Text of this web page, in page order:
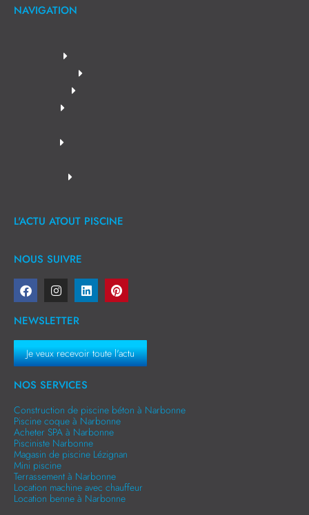
NAVIGATION
L'ACTU ATOUT PISCINE
NOUS SUIVRE
NEWSLETTER
Je veux recevoir toute l'actu
NOS SERVICES
Construction de piscine béton à Narbonne
Piscine coque à Narbonne
Acheter SPA à Narbonne
Pisciniste Narbonne
Magasin de piscine Lézignan
Mini piscine
Terrassement à Narbonne
Location machine avec chauffeur
Location benne à Narbonne